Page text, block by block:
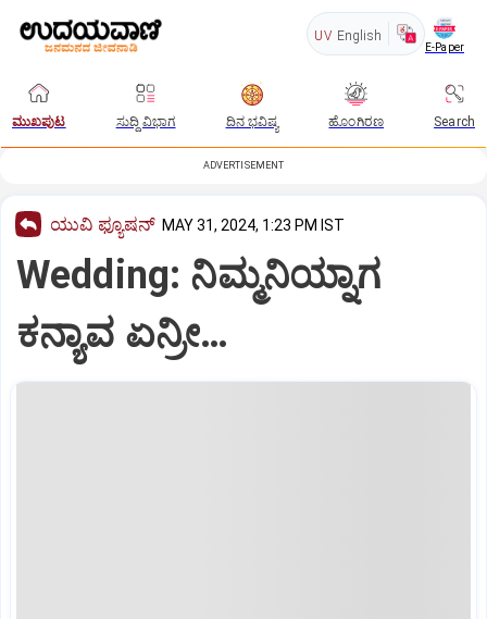
UV English
E-Paper
ಮುಖಪುಟ ಸುದ್ದಿ ವಿಭಾಗ ದಿನ ಭವಿಷ್ಯ ಹೊಂಗಿರಣ Search
ADVERTISEMENT
ಯುವಿ ಫ್ಯೂಷನ್ MAY 31, 2024, 1:23 PM IST
Wedding: ನಿಮ್ಮನಿಯ್ನಾಗ
ಕನ್ಯಾವ ಏನ್ರೀ…